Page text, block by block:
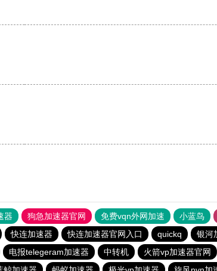
器 狗急加速器官网 免费vqn外网加速 小蓝鸟
快连加速器 快连加速器官网入口 quickq 银河
电报telegeram加速器 中转机 火箭vp加速器官网